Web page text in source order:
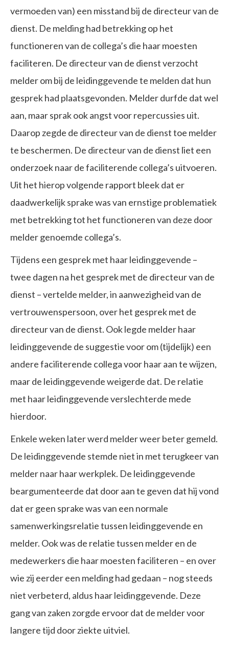
vermoeden van) een misstand bij de directeur van de
dienst. De melding had betrekking op het
functioneren van de collega’s die haar moesten
faciliteren. De directeur van de dienst verzocht
melder om bij de leidinggevende te melden dat hun
gesprek had plaatsgevonden. Melder durfde dat wel
aan, maar sprak ook angst voor repercussies uit.
Daarop zegde de directeur van de dienst toe melder
te beschermen. De directeur van de dienst liet een
onderzoek naar de faciliterende collega’s uitvoeren.
Uit het hierop volgende rapport bleek dat er
daadwerkelijk sprake was van ernstige problematiek
met betrekking tot het functioneren van deze door
melder genoemde collega’s.
Tijdens een gesprek met haar leidinggevende –
twee dagen na het gesprek met de directeur van de
dienst – vertelde melder, in aanwezigheid van de
vertrouwenspersoon, over het gesprek met de
directeur van de dienst. Ook legde melder haar
leidinggevende de suggestie voor om (tijdelijk) een
andere faciliterende collega voor haar aan te wijzen,
maar de leidinggevende weigerde dat. De relatie
met haar leidinggevende verslechterde mede
hierdoor.
Enkele weken later werd melder weer beter gemeld.
De leidinggevende stemde niet in met terugkeer van
melder naar haar werkplek. De leidinggevende
beargumenteerde dat door aan te geven dat hij vond
dat er geen sprake was van een normale
samenwerkingsrelatie tussen leidinggevende en
melder. Ook was de relatie tussen melder en de
medewerkers die haar moesten faciliteren – en over
wie zij eerder een melding had gedaan – nog steeds
niet verbeterd, aldus haar leidinggevende. Deze
gang van zaken zorgde ervoor dat de melder voor
langere tijd door ziekte uitviel.